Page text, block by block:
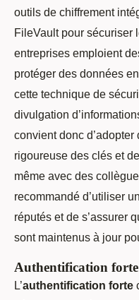
outils de chiffrement
FileVault pour sécuriser
entreprises emploient
protéger des données
cette technique de
divulgation
convient donc
rigoureuse des clés et
même avec des
recommandé d’utiliser
réputés et de s’assurer
sont maintenus à jour
Authentification forte
L’authentification forte